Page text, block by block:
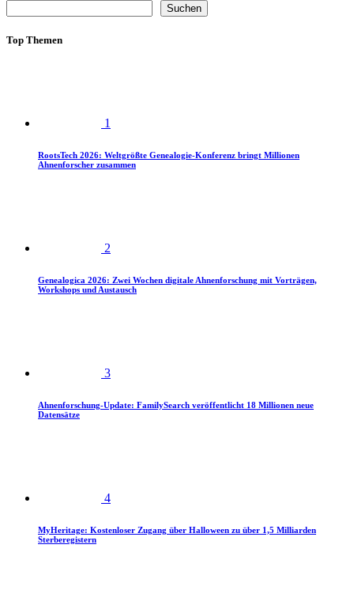
Suchen
Top Themen
1
RootsTech 2026: Weltgrößte Genealogie-Konferenz bringt Millionen
Ahnenforscher zusammen
2
Genealogica 2026: Zwei Wochen digitale Ahnenforschung mit Vorträgen,
Workshops und Austausch
3
Ahnenforschung-Update: FamilySearch veröffentlicht 18 Millionen neue
Datensätze
4
MyHeritage: Kostenloser Zugang über Halloween zu über 1,5 Milliarden
Sterberegistern